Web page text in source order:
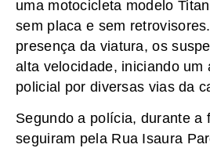
uma motocicleta modelo
sem placa e sem
presença da viatura, os
alta velocidade, iniciando um
policial por diversas vias da
Segundo a polícia, durante a
seguiram pela Rua Isaura